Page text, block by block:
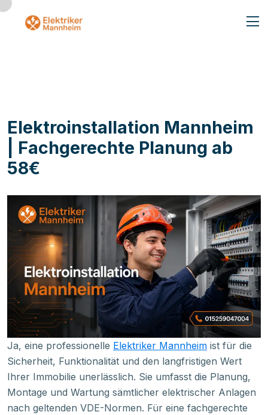
Elektroinstallation Mannheim
| Fachgerechte Planung ab
58€
Ja, eine professionelle Elektriker Mannheim ist für die
Sicherheit, Funktionalität und den langfristigen Wert
Ihrer Immobilie unerlässlich. Sie umfasst die Planung,
Montage und Wartung sämtlicher elektrischer Anlagen
nach geltenden VDE-Normen. Für eine fachgerechte